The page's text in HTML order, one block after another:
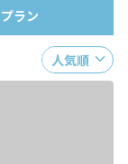
プラン
人気順